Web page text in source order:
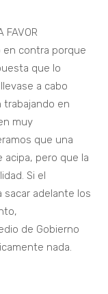
FAVOR
en contra porque
que lo
a cabo
en
muy
que una
acipa, pero que la
Si el
sacar adelante los
de Gobierno
nada.